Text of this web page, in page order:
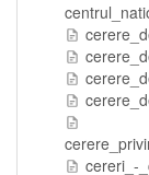
cereri_-